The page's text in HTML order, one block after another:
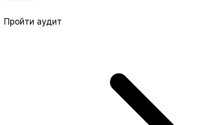
Пройти аудит